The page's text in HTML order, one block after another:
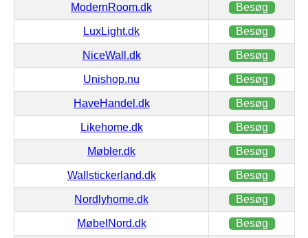
ModernRoom.dk Besøg
LuxLight.dk Besøg
NiceWall.dk Besøg
Unishop.nu Besøg
HaveHandel.dk Besøg
Likehome.dk Besøg
Møbler.dk Besøg
Wallstickerland.dk Besøg
Nordlyhome.dk Besøg
MøbelNord.dk Besøg